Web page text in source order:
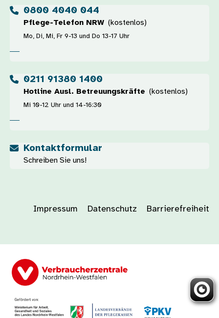
0800 4040 044
Pflege-Telefon NRW (kostenlos)
Mo, Di, Mi, Fr 9-13 und Do 13-17 Uhr
0211 91380 1400
Hotline Ausl. Betreuungskräfte (kostenlos)
Mi 10-12 Uhr und 14-16:30
Kontaktformular
Schreiben Sie uns!
Impressum Datenschutz Barrierefreiheit